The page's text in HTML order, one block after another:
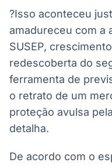
Soluções de
Tecnologia
?Isso aconteceu
amadureceu com a
SUSEP,
redescoberta do
ferramenta de
o retrato de um
proteção avulsa
detalha.
De acordo com o